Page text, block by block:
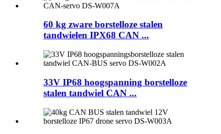
60 kg zware borstelloze stalen
tandwielen IPX68 CAN ...
33V IP68 hoogspanning borstelloze
stalen tandwiel CAN ...